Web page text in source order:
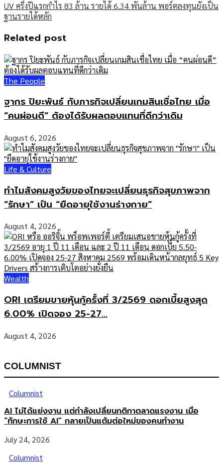
UV ครึ่งปีแรกกำไร 83 ล้าน รายได้ 6.34 พันล้าน พอร์ตลงทุนยังเป็น
ฐานรายได้หลัก
Related post
The People
ฐากร ปิยะพันธ์ กับภารกิจเปลี่ยนเกมสินเชื่อไทย เมื่อ
“คนผ่อนดี” ต้องได้รับผลตอบแทนที่ดีกว่าเดิม
August 6, 2026
Life & Culture
ทำไมสังคมสูงวัยของไทยจะเปลี่ยนธุรกิจสุขภาพจาก
“รักษา” เป็น “ยืดอายุใช้งานร่างกาย”
August 4, 2026
Wealth
ORI เตรียมขายหุ้นกู้ครั้งที่ 3/2569 ดอกเบี้ยสูงสุด
6.00% เปิดจอง 25-27...
August 4, 2026
COLUMNIST
Columnist
AI ไม่ได้แย่งงาน แต่กำลังเปลี่ยนกติกาตลาดแรงงาน เมื่อ
“ทักษะการใช้ AI” กลายเป็นแต้มต่อใหม่ของคนทำงาน
July 24, 2026
Columnist